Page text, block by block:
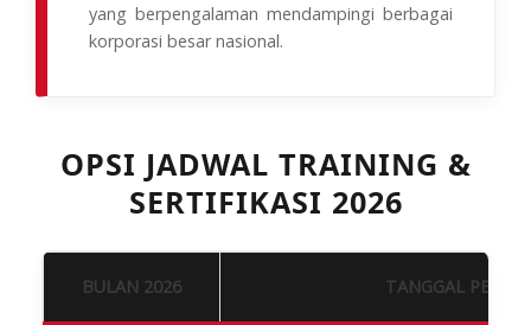
yang berpengalaman mendampingi berbagai
korporasi besar nasional.
OPSI JADWAL TRAINING &
SERTIFIKASI 2026
BULAN 2026 TANGGAL